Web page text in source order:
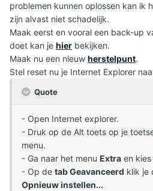
problemen kunnen oplossen kan ik
zijn alvast niet schadelijk.
Maak eerst en vooral een back-up
doet kan je hier bekijken.
Maak nu een nieuw herstelpunt.
Stel reset nu je Internet Explorer
Quote
- Open Internet explorer.
- Druk op de Alt toets op je
menu.
- Ga naar het menu Extra en kies
- Op de tab Geavanceerd klik je
Opnieuw instellen...